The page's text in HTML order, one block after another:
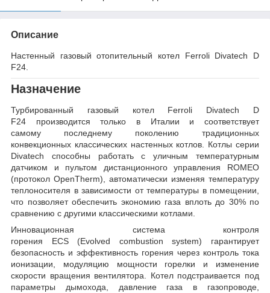
Описание
Настенный газовый отопительный котел Ferroli Divatech D
F24.
Назначение
Турбированный газовый котел Ferroli Divatech D
F24 производится только в Италии и соответствует
самому последнему поколению традиционных
конвекционных классических настенных котлов. Котлы серии
Divatech способны работать с уличным температурным
датчиком и пультом дистанционного управления ROMEO
(протокол OpenTherm), автоматически изменяя температуру
теплоносителя в зависимости от температуры в помещении,
что позволяет обеспечить экономию газа вплоть до 30% по
сравнению с другими классическими котлами.
Инновационная система контроля
горения ECS (Evolved combustion system) гарантирует
безопасность и эффективность горения через контроль тока
ионизации, модуляцию мощности горелки и изменение
скорости вращения вентилятора. Котел подстраивается под
параметры дымохода, давление газа в газопроводе,